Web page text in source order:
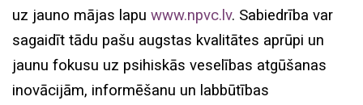
uz jauno mājas lapu www.npvc.lv. Sabiedrība var
sagaidīt tādu pašu augstas kvalitātes aprūpi un
jaunu fokusu uz psihiskās veselības atgūšanas
inovācijām, informēšanu un labbūtības